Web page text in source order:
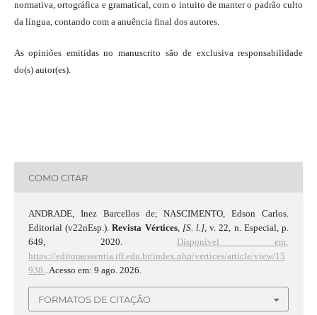
normativa, ortográfica e gramatical, com o intuito de manter o padrão culto
da língua, contando com a anuência final dos autores.
As opiniões emitidas no manuscrito são de exclusiva responsabilidade
do(s) autor(es).
COMO CITAR
ANDRADE, Inez Barcellos de; NASCIMENTO, Edson Carlos.
Editorial (v22nEsp.).Revista Vértices, [S. l.], v. 22, n. Especial, p.
649, 2020. Disponível em:
https://editoraessentia.iff.edu.br/index.php/vertices/article/view/15
938.. Acesso em: 9 ago. 2026.
FORMATOS DE CITAÇÃO